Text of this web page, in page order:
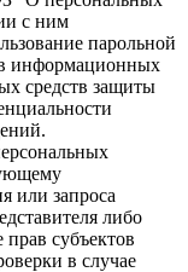
с ним
парольной
информационных
средств защиты
или запроса
либо
субъектов
в случае